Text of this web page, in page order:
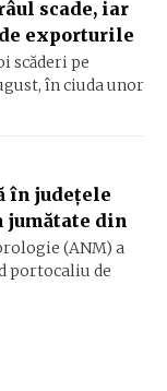
scade, iar
exporturile
scăderi pe
în ciuda unor
în judeţele
jumătate din
(ANM) a
portocaliu de